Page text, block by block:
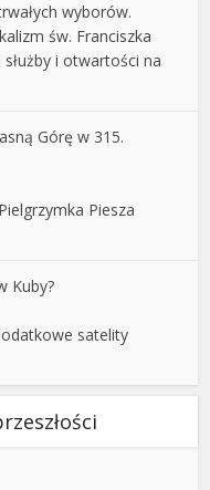
wyborów.
św. Franciszka
i otwartości na
Górę w 315.
Piesza
Kuby?
satelity